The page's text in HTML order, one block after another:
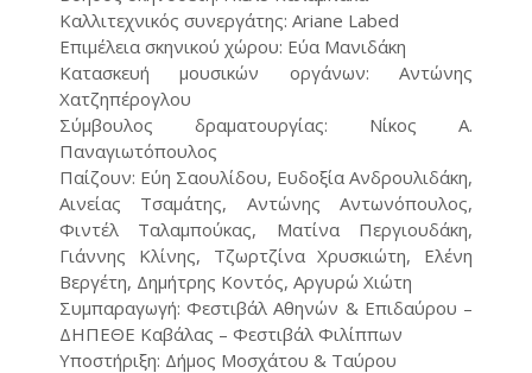
Καλλιτεχνικός συνεργάτης: Ariane Labed
Επιμέλεια σκηνικού χώρου: Εύα Μανιδάκη
Κατασκευή μουσικών οργάνων: Αντώνης
Χατζηπέρογλου
Σύμβουλος δραματουργίας: Νίκος Α.
Παναγιωτόπουλος
Παίζουν: Εύη Σαουλίδου, Ευδοξία Ανδρουλιδάκη,
Αινείας Τσαμάτης, Αντώνης Αντωνόπουλος,
Φιντέλ Ταλαμπούκας, Ματίνα Περγιουδάκη,
Γιάννης Κλίνης, Τζωρτζίνα Χρυσκιώτη, Ελένη
Βεργέτη, Δημήτρης Κοντός, Αργυρώ Χιώτη
Συμπαραγωγή: Φεστιβάλ Αθηνών & Επιδαύρου –
ΔΗΠΕΘΕ Καβάλας – Φεστιβάλ Φιλίππων
Υποστήριξη: Δήμος Μοσχάτου & Ταύρου